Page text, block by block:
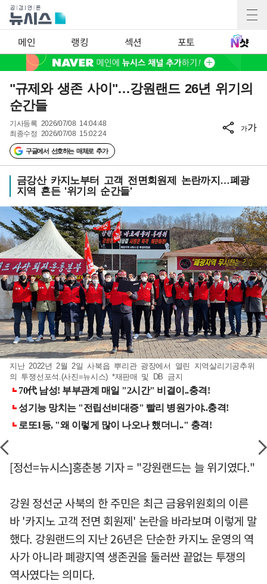
메인 랭킹 섹션 포토
"규제와 생존 사이"…강원랜드 26년 위기의
순간들
기사등록 2026/07/08 14:04:48
최종수정 2026/07/08 15:02:24
구글에서 선호하는 매체로 추가
가가
금강산 카지노부터 고객 전면회원제 논란까지…폐광
지역 흔든 '위기의 순간들'
지난 2022년 2월 2일 사북읍 뿌리관 광장에서 열린 지역살리기공추위
의 투쟁선포석.(사진=뉴시스) *재판매 및 DB 금지
[정선=뉴시스]홍춘봉 기자 = "강원랜드는 늘 위기였다."
강원 정선군 사북의 한 주민은 최근 금융위원회의 이른
바 '카지노 고객 전면 회원제' 논란을 바라보며 이렇게 말
했다. 강원랜드의 지난 26년은 단순한 카지노 운영의 역
사가 아니라 폐광지역 생존권을 둘러싼 끝없는 투쟁의
역사였다는 의미다.